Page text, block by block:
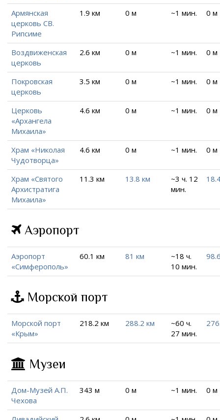
Армянская
церковь СВ.
Рипсиме
1.9 км 0 м ~1 мин. 0 м
Воздвиженская
церковь
2.6 км 0 м ~1 мин. 0 м
Покровская
церковь
3.5 км 0 м ~1 мин. 0 м
Церковь
«Архангела
Михаила»
4.6 км 0 м ~1 мин. 0 м
Храм «Николая
Чудотворца»
4.6 км 0 м ~1 мин. 0 м
Храм «Святого
Архистратига
Михаила»
11.3 км 13.8 км
~3 ч. 12
мин.
Аэропорт
Аэропорт
«Симферополь»
60.1 км 81 км
~18 ч.
10 мин.
Морской порт
Морской порт
«Крым»
218.2 км 288.2 км
~60 ч.
27 мин.
Музеи
Дом-Музей А.П.
Чехова
343 м 0 м ~1 мин. 0 м